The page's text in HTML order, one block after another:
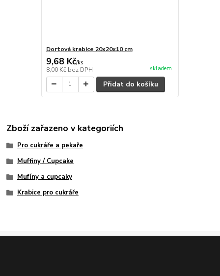
Dortová krabice 20x20x10 cm
9,68 Kč/ks
8,00 Kč bez DPH skladem
Přidat do košíku
Zboží zařazeno v kategoriích
Pro cukráře a pekaře
Muffiny / Cupcake
Mufíny a cupcaky
Krabice pro cukráře